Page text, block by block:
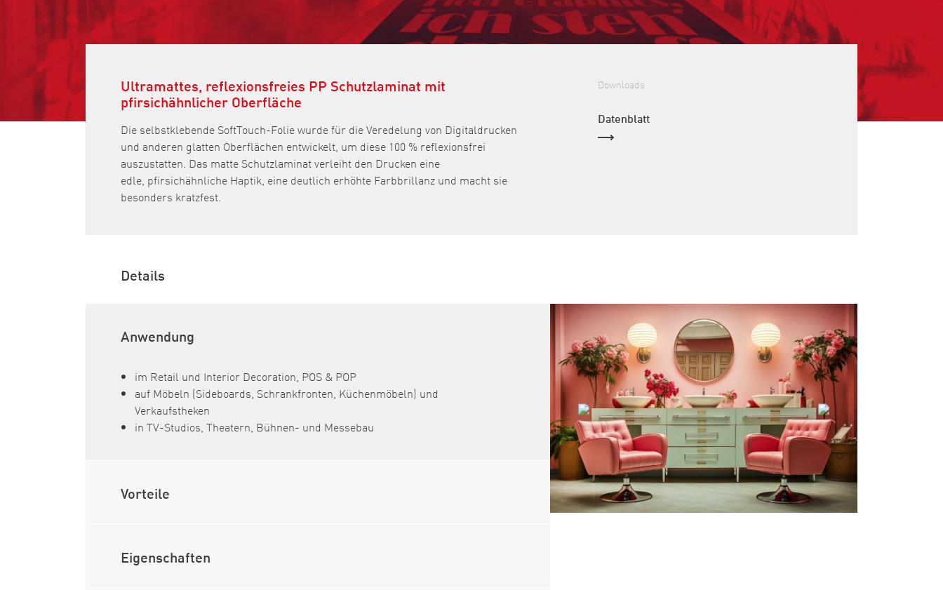
Ultramattes, reflexionsfreies PP Schutzlaminat mit
pfirsichähnlicher Oberfläche
Die selbstklebende SoftTouch-Folie wurde für die Veredelung von Digitaldrucken
und anderen glatten Oberflächen entwickelt, um diese 100 % reflexionsfrei
auszustatten. Das matte Schutzlaminat verleiht den Drucken eine
edle, pfirsichähnliche Haptik, eine deutlich erhöhte Farbbrillanz und macht sie
besonders kratzfest.
Downloads
Datenblatt
Details
Anwendung
im Retail und Interior Decoration, POS & POP
auf Möbeln (Sideboards, Schrankfronten, Küchenmöbeln) und
Verkaufstheken
in TV-Studios, Theatern, Bühnen- und Messebau
Vorteile
Eigenschaften